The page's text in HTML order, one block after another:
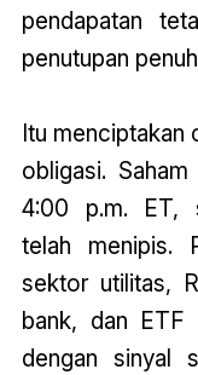
pendapatan
penutupan
Itu menciptakan
obligasi.
4:00 p.m. ET,
telah menipis.
sektor utilitas,
bank, dan ETF
dengan sinyal